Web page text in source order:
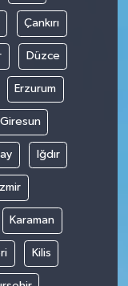
Çankırı
Düzce
Erzurum
Giresun
Iğdır
İzmir
Karaman
Kilis